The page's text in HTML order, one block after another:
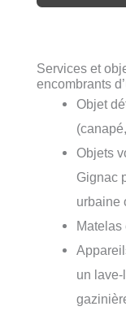
Services et
encombrants
Objet
Objets
Gignac
urbaine
Matelas
un lave-